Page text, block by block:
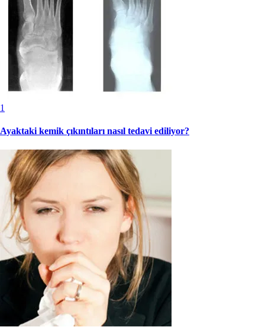
1
Ayaktaki kemik çıkıntıları nasıl tedavi ediliyor?